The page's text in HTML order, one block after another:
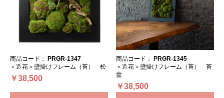
商品コード：
PRGR-1347
＜造花＞壁掛けフレーム（苔） 松
￥38,500
商品コード：
PRGR-1345
＜造花＞壁掛けフレーム（苔） 苔
盆
￥38,500